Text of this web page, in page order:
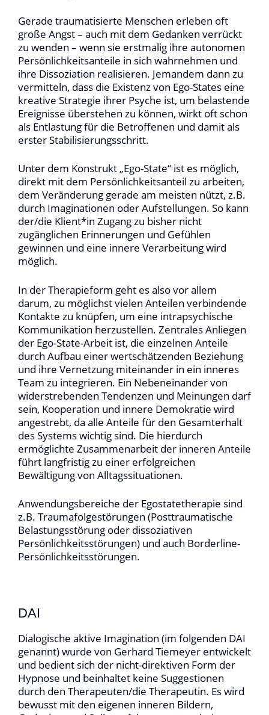
Gerade traumatisierte Menschen erleben oft
große Angst – auch mit dem Gedanken verrückt
zu wenden – wenn sie erstmalig ihre autonomen
Persönlichkeitsanteile in sich wahrnehmen und
ihre Dissoziation realisieren. Jemandem dann zu
vermitteln, dass die Existenz von Ego-States eine
kreative Strategie ihrer Psyche ist, um belastende
Ereignisse überstehen zu können, wirkt oft schon
als Entlastung für die Betroffenen und damit als
erster Stabilisierungsschritt.
Unter dem Konstrukt „Ego-State“ ist es möglich,
direkt mit dem Persönlichkeitsanteil zu arbeiten,
dem Veränderung gerade am meisten nützt, z.B.
durch Imaginationen oder Aufstellungen. So kann
der/die Klient*in Zugang zu bisher nicht
zugänglichen Erinnerungen und Gefühlen
gewinnen und eine innere Verarbeitung wird
möglich.
In der Therapieform geht es also vor allem
darum, zu möglichst vielen Anteilen verbindende
Kontakte zu knüpfen, um eine intrapsychische
Kommunikation herzustellen. Zentrales Anliegen
der Ego-State-Arbeit ist, die einzelnen Anteile
durch Aufbau einer wertschätzenden Beziehung
und ihre Vernetzung miteinander in ein inneres
Team zu integrieren. Ein Nebeneinander von
widerstrebenden Tendenzen und Meinungen darf
sein, Kooperation und innere Demokratie wird
angestrebt, da alle Anteile für den Gesamterhalt
des Systems wichtig sind. Die hierdurch
ermöglichte Zusammenarbeit der inneren Anteile
führt langfristig zu einer erfolgreichen
Bewältigung von Alltagssituationen.
Anwendungsbereiche der Egostatetherapie sind
z.B. Traumafolgestörungen (Posttraumatische
Belastungsstörung oder dissoziativen
Persönlichkeitsstörungen) und auch Borderline-
Persönlichkeitsstörungen.
DAI
Dialogische aktive Imagination (im folgenden DAI
genannt)wurde von Gerhard Tiemeyer entwickelt
und bedient sich der nicht-direktiven Form der
Hypnose und beinhaltet keine Suggestionen
durch den Therapeuten/die Therapeutin. Es wird
bewusst mit den eigenen inneren Bildern,